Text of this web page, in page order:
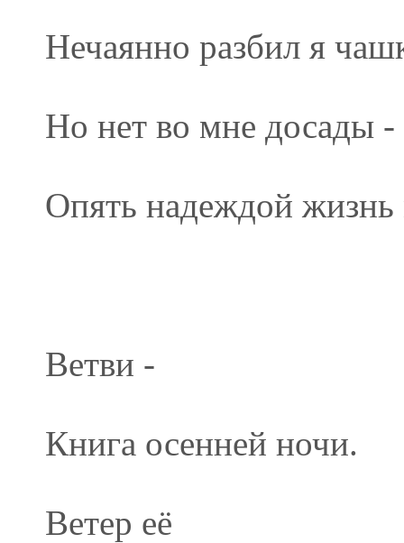
Нечаянно разбил я
Но нет во мне досады -
Опять надеждой жизнь
Ветви -
Книга осенней ночи.
Ветер её